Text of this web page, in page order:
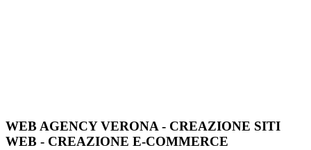
WEB AGENCY VERONA - CREAZIONE SITI
WEB - CREAZIONE E-COMMERCE